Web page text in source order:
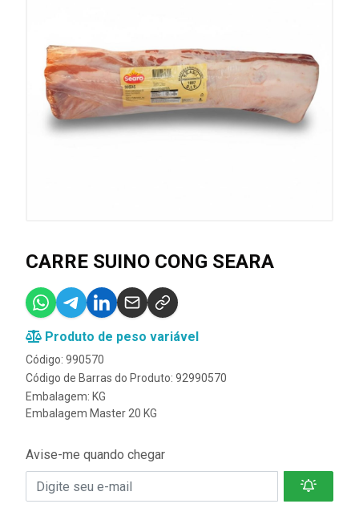
CARRE SUINO CONG SEARA
Produto de peso variável
Código: 990570
Código de Barras do Produto: 92990570
Embalagem: KG
Embalagem Master 20 KG
Avise-me quando chegar